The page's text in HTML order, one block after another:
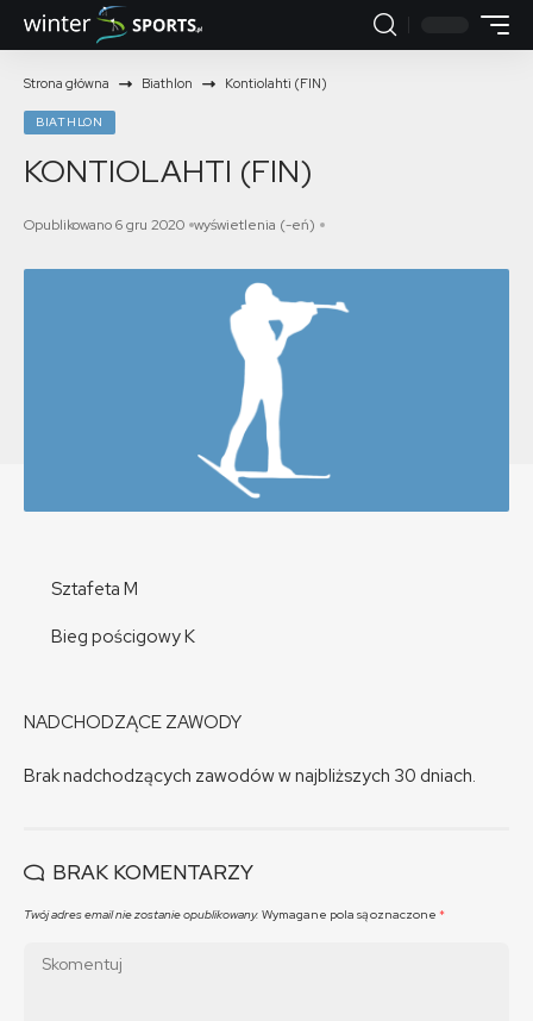
Strona główna Biathlon Kontiolahti (FIN)
BIATHLON
KONTIOLAHTI (FIN)
Opublikowano 6 gru 2020 wyświetlenia (-eń)
Sztafeta M
Bieg pościgowy K
NADCHODZĄCE ZAWODY
Brak nadchodzących zawodów w najbliższych 30 dniach.
BRAK KOMENTARZY
Twój adres email nie zostanie opublikowany. Wymagane pola są oznaczone *